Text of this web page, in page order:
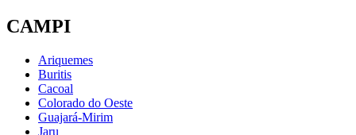
CAMPI
Ariquemes
Buritis
Cacoal
Colorado do Oeste
Guajará-Mirim
Jaru